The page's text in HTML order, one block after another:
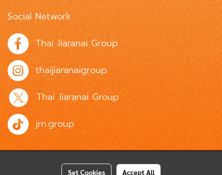
Social Network
Thai Jiaranai Group
thaijiaranaigroup
Thai Jiaranai Group
jrn.group
Set Cookies Accept All